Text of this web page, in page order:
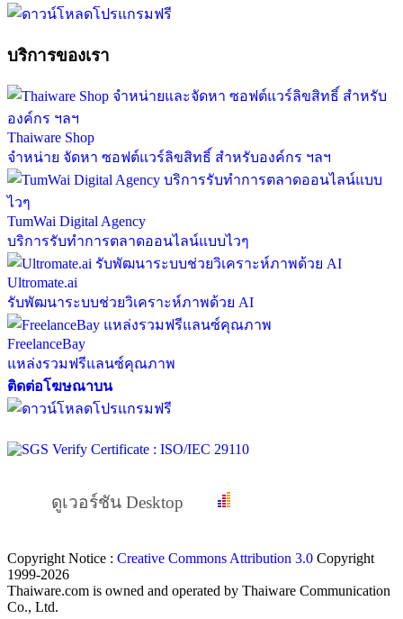
บริการของเรา
Thaiware Shop
จำหน่าย จัดหา ซอฟต์แวร์ลิขสิทธิ์ สำหรับองค์กร ฯลฯ
TumWai Digital Agency
บริการรับทำการตลาดออนไลน์แบบไวๆ
Ultromate.ai
รับพัฒนาระบบช่วยวิเคราะห์ภาพด้วย AI
FreelanceBay
แหล่งรวมฟรีแลนซ์คุณภาพ
ติดต่อโฆษณาบน
ดูเวอร์ชัน Desktop
Copyright Notice : Creative Commons Attribution 3.0 Copyright
1999-2026
Thaiware.com is owned and operated by Thaiware Communication
Co., Ltd.